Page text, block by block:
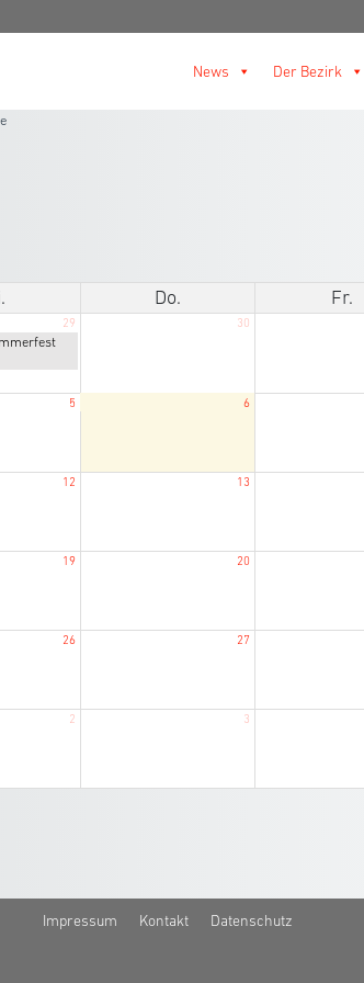
News Der Bezirk
Do. Fr.
29 30
5 6
12 13
19 20
26 27
2 3
Impressum Kontakt Datenschutz